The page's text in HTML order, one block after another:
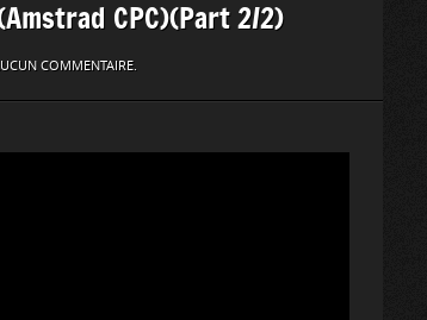
CPC)(Part 2/2)
COMMENTAIRE.